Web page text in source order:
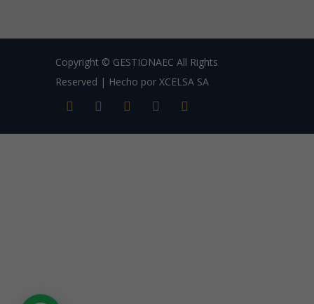
Copyright © GESTIONAEC All Rights
Reserved | Hecho por XCELSA SA